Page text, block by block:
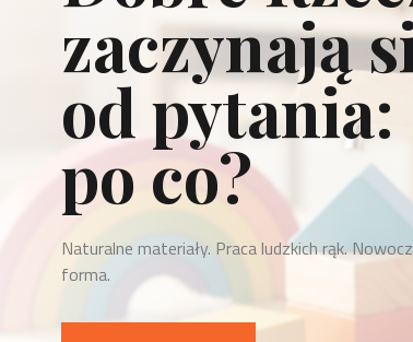
Projekt
to
Każdy przedmiot WellDone to odpowiedź na
potrzebę.
ZOBACZ NOWOŚCI